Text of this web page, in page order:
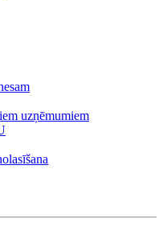
uzņēmumiem